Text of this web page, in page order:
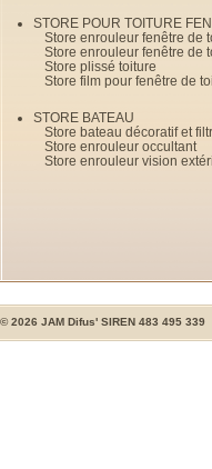
STORE POUR TOITURE
Store enrouleur fenêtre de
Store enrouleur fenêtre de
Store plissé toiture
Store film pour fenêtre de
STORE BATEAU
Store bateau décoratif et
Store enrouleur occultant
Store enrouleur vision
©2026 JAM Difus' SIREN 483 495 339